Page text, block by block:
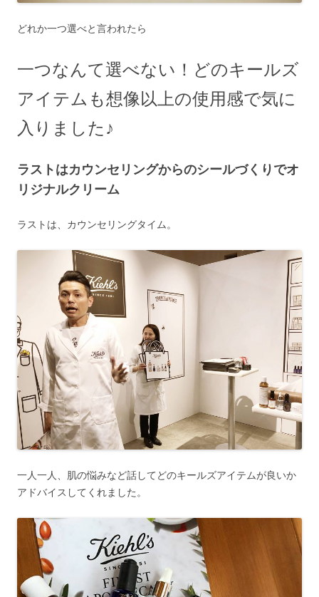
どれか一つ選べと言われたら
一つなんて選べない！どのキールズ
アイテムも想像以上の使用感で気に
入りました♪
ラストはカウンセリングからのシールづくりでオ
リジナルクリーム
ラストは、カウンセリングタイム。
一人一人、肌の悩みなど話してどのキールズアイテムが良いか
アドバイスしてくれました。